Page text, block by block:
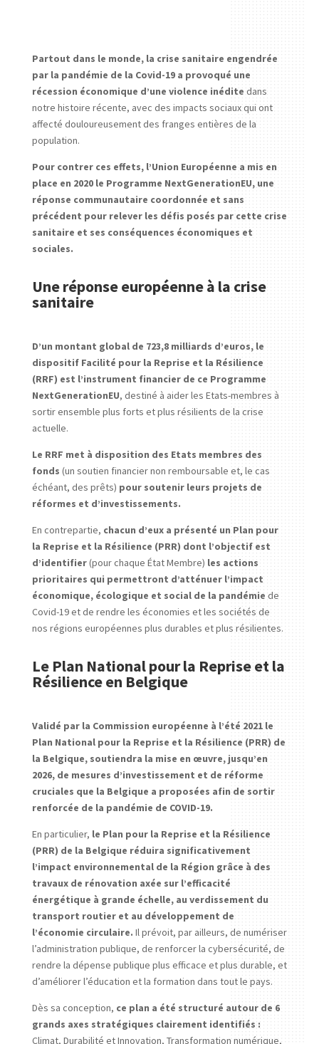
Partout dans le monde, la crise sanitaire engendrée
par la pandémie de la Covid-19 a provoqué une
récession économique d’une violence inéditedans
notre histoire récente, avec des impacts sociaux qui ont
affecté douloureusement des franges entières de la
population.
Pour contrer ces effets, l’Union Européenne a mis en
place en 2020 le Programme NextGenerationEU, une
réponse communautaire coordonnée et sans
précédent pour relever les défis posés par cette crise
sanitaire et ses conséquences économiques et
sociales.
Une réponse européenne à la crise
sanitaire
D’un montant global de 723,8 milliards d’euros, le
dispositif Facilité pour la Reprise et la Résilience
(RRF) est l’instrument financier de ce Programme
NextGenerationEU, destiné à aider les Etats-membres à
sortir ensemble plus forts et plus résilients de la crise
actuelle.
Le RRF met à disposition des Etats membres des
fonds (un soutien financier non remboursable et, le cas
échéant, des prêts) pour soutenir leurs projets de
réformes et d’investissements.
En contrepartie, chacun d’eux a présenté un Plan pour
la Reprise et la Résilience (PRR) dont l’objectif est
d’identifier(pour chaque État Membre) les actions
prioritaires qui permettront d’atténuer l’impact
économique, écologique et social de la pandémiede
Covid-19 et de rendre les économies et les sociétés de
nos régions européennes plus durables et plus résilientes.
Le Plan National pour la Reprise et la
Résilience en Belgique
Validé par la Commission européenne à l’été 2021 le
Plan National pour la Reprise et la Résilience (PRR) de
la Belgique, soutiendra la mise en œuvre, jusqu’en
2026, de mesures d’investissement et de réforme
cruciales que la Belgique a proposées afin de sortir
renforcée de la pandémie de COVID-19.
En particulier, le Plan pour la Reprise et la Résilience
(PRR) de la Belgique réduira significativement
l’impact environnemental de la Région grâce à des
travaux de rénovation axée sur l’efficacité
énergétique à grande échelle, au verdissement du
transport routier et au développement de
l’économie circulaire. Il prévoit, par ailleurs, de numériser
l’administration publique, de renforcer la cybersécurité, de
rendre la dépense publique plus efficace et plus durable, et
d’améliorer l’éducation et la formation dans tout le pays.
Dès sa conception, ce plan a été structuré autour de 6
grands axes stratégiques clairement identifiés :
Climat, Durabilité et Innovation, Transformation numérique,